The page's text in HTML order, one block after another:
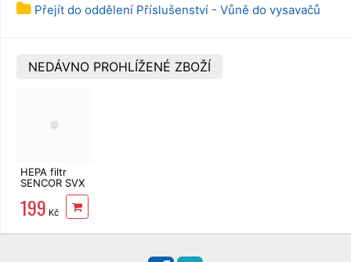
Přejít do oddělení Příslušenství - Vůně do vysavačů
NEDÁVNO PROHLÍŽENÉ ZBOŽÍ
HEPA filtr
SENCOR SVX
041HF pro
SVC 55x
199 Kč